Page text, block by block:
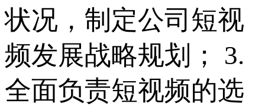
状况，制定公司短视
频发展战略规划； 3.
全面负责短视频的选